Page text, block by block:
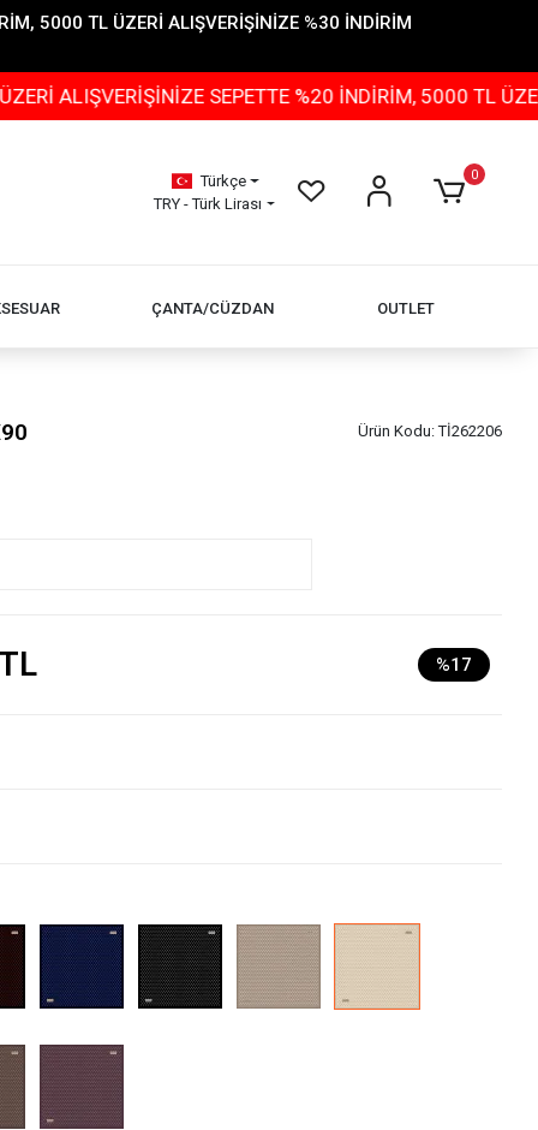
5000 TL ÜZERİ ALIŞVERİŞİNİZE %30 İNDİRİM
SEPETTE %20 İNDİRİM, 5000 TL ÜZERİ
Türkçe
TRY - Türk Lirası
0
ÇANTA/CÜZDAN OUTLET
Ürün Kodu:Tİ262206
%17